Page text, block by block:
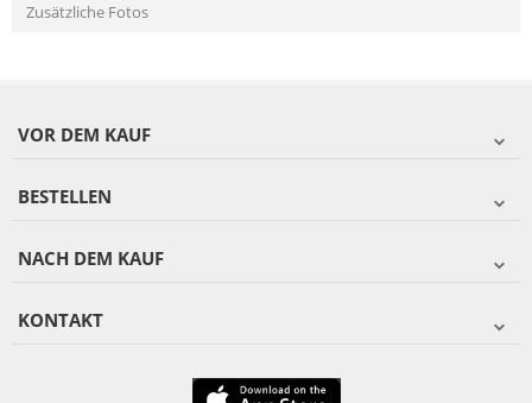
Zusätzliche Fotos
VOR DEM KAUF
BESTELLEN
NACH DEM KAUF
KONTAKT